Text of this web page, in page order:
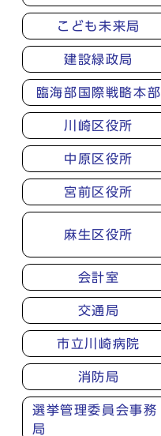
こども未来局
建設緑政局
臨海部国際戦略本部
川崎区役所
中原区役所
宮前区役所
麻生区役所
会計室
交通局
市立川崎病院
消防局
選挙管理委員会事務
局